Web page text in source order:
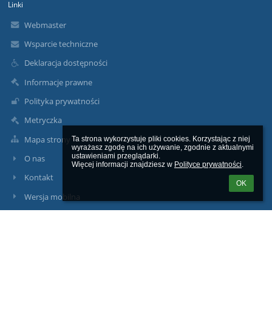
Ta strona wykorzystuje pliki cookies. Korzystając z niej
wyrażasz zgodę na ich używanie, zgodnie z aktualnymi
ustawieniami przeglądarki.
Więcej informacji znajdziesz w Polityce prywatności.
OK
Linki
Webmaster
Wsparcie techniczne
Deklaracja dostępności
Informacje prawne
Polityka prywatności
Metryczka
Mapa strony
O nas
Kontakt
Wersja mobilna